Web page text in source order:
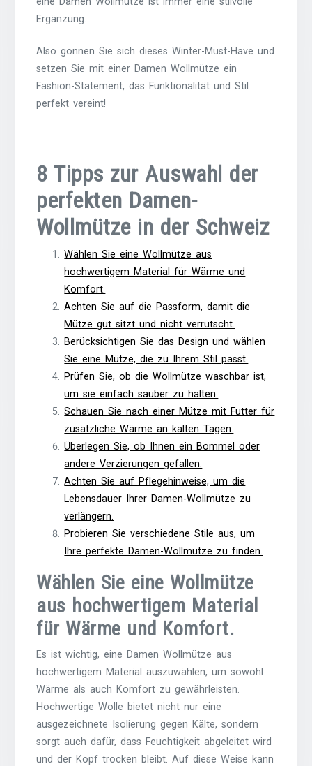
Ergänzung.
Also gönnen Sie sich dieses Winter-Must-Have und
setzen Sie mit einer Damen Wollmütze ein
Fashion-Statement, das Funktionalität und Stil
perfekt vereint!
8 Tipps zur Auswahl der
perfekten Damen-
Wollmütze in der Schweiz
Wählen Sie eine Wollmütze aus
hochwertigem Material für Wärme und
Komfort.
Achten Sie auf die Passform, damit die
Mütze gut sitzt und nicht verrutscht.
Berücksichtigen Sie das Design und wählen
Sie eine Mütze, die zu Ihrem Stil passt.
Prüfen Sie, ob die Wollmütze waschbar ist,
um sie einfach sauber zu halten.
Schauen Sie nach einer Mütze mit Futter für
zusätzliche Wärme an kalten Tagen.
Überlegen Sie, ob Ihnen ein Bommel oder
andere Verzierungen gefallen.
Achten Sie auf Pflegehinweise, um die
Lebensdauer Ihrer Damen-Wollmütze zu
verlängern.
Probieren Sie verschiedene Stile aus, um
Ihre perfekte Damen-Wollmütze zu finden.
Wählen Sie eine Wollmütze
aus hochwertigem Material
für Wärme und Komfort.
Es ist wichtig, eine Damen Wollmütze aus
hochwertigem Material auszuwählen, um sowohl
Wärme als auch Komfort zu gewährleisten.
Hochwertige Wolle bietet nicht nur eine
ausgezeichnete Isolierung gegen Kälte, sondern
sorgt auch dafür, dass Feuchtigkeit abgeleitet wird
und der Kopf trocken bleibt. Auf diese Weise kann